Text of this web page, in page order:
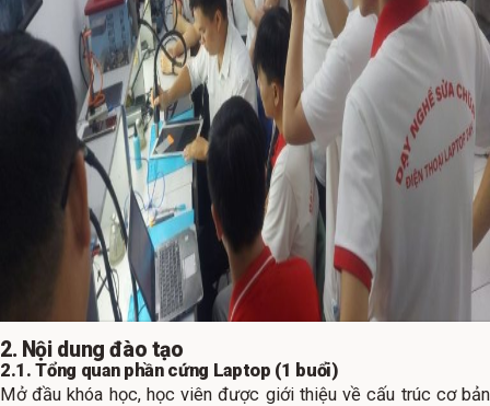
2. Nội dung đào tạo
2.1. Tổng quan phần cứng Laptop (1 buổi)
Mở đầu khóa học, học viên được giới thiệu về cấu trúc cơ bản